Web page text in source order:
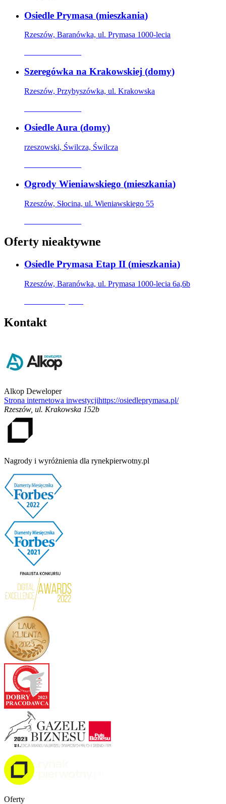
Osiedle Prymasa (mieszkania)
Rzeszów, Baranówka, ul. Prymasa 1000-lecia
Szeregówka na Krakowskiej (domy)
Rzeszów, Przybyszówka, ul. Krakowska
Osiedle Aura (domy)
rzeszowski, Świlcza, Świlcza
Ogrody Wieniawskiego (mieszkania)
Rzeszów, Słocina, ul. Wieniawskiego 55
Oferty nieaktywne
Osiedle Prymasa Etap II (mieszkania)
Rzeszów, Baranówka, ul. Prymasa 1000-lecia 6a,6b
Kontakt
Alkop Deweloper
Strona internetowa inwestycjihttps://osiedleprymasa.pl/
Rzeszów, ul. Krakowska 152b
Nagrody i wyróżnienia dla rynekpierwotny.pl
Oferty